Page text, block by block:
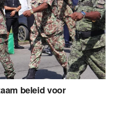
beleid voor